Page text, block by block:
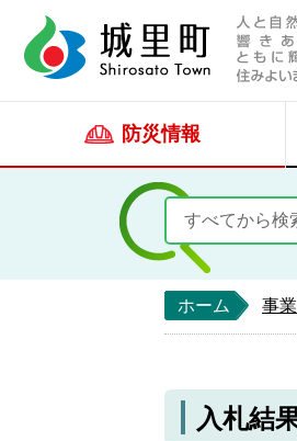
防災情報
ホーム 事
入札結